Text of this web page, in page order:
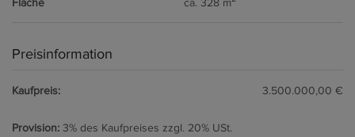
Preisinformation
Kaufpreis: 3.500.000,00 €
Provision: 3% des Kaufpreises zzgl. 20% USt.